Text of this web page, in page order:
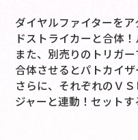
ダイヤルファイターを
ドストライカーと合体
また、別売りのトリガ
合体させるとパトカイザ
さらに、それぞれのＶ
ジャーと連動！セットす